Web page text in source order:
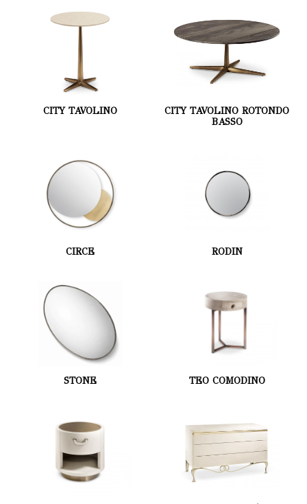
CITY TAVOLINO
CITY TAVOLINO ROTONDO
BASSO
CIRCE RODIN
STONE TEO COMODINO